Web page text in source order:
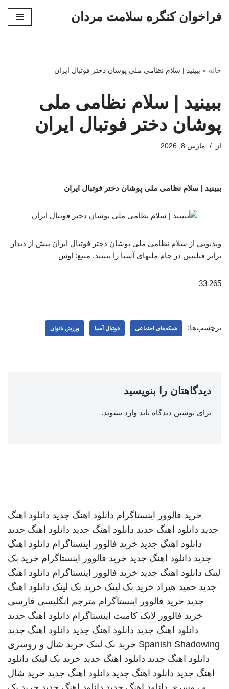
فراخوان کنگره سلامت مردان
خانه » ببینید | سلام نظامی ملی پوشان دختر فوتبال ایران
ببینید | سلام نظامی ملی
پوشان دختر فوتبال ایران
از مارس 8, 2026
ببینید | سلام نظامی ملی پوشان دختر فوتبال ایران
ویدیویی از سلام نظامی ملی پوشان دختر فوتبال ایران پیش از دیدار
برابر فیلیپین در جام ملتهای آسیا را ببینید. منبع: اوش
265 33
برچسب‌ها: شبکه‌‌های اجتماعی فوتبال آسیا ورزش بانوان
دیدگاهتان را بنویسید
برای نوشتن دیدگاه باید وارد بشوید.
خرید فالوور اینستاگرام دانلود اهنگ جدید دانلود اهنگ
جدید دانلود اهنگ جدید دانلود اهنگ جدید دانلود اهنگ جدید
دانلود اهنگ جدید خرید فالوور اینستاگرام دانلود اهنگ
جدید دانلود اهنگ جدید خرید فالوور اینستاگرام خرید بک
لینک دانلود اهنگ جدید خرید فالوور اینستاگرام دانلود اهنگ
جدید حمید هیراد خرید بک لینک خرید بک لینک دانلود اهنگ
جدید خرید فالوور اینستاگرام مترجم انگلیسی فارسی
خرید فالوور لایک کامنت اینستاگرام دانلود اهنگ جدید
دانلود اهنگ جدید دانلود اهنگ جدید دانلود اهنگ جدید
Spanish Shadowing خرید بک لینک خرید شال و روسری
دانلود اهنگ جدید دانلود اهنگ جدید خرید بک لینک دانلود
اهنگ جدید دانلود اهنگ جدید دانلود اهنگ جدید خرید شال